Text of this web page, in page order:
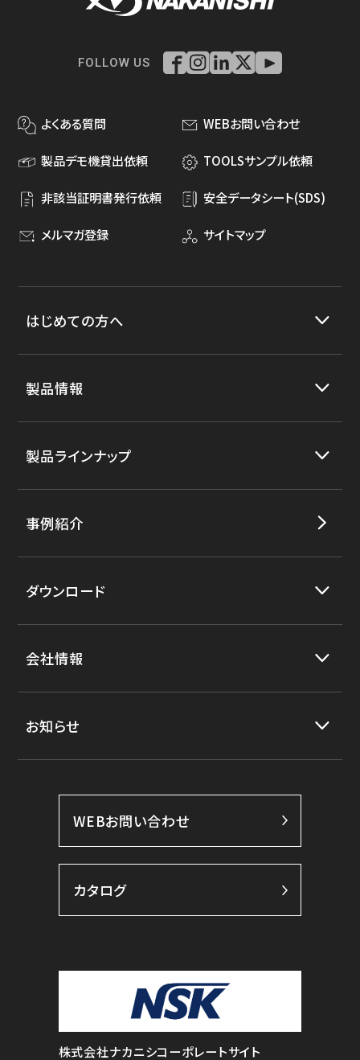
FOLLOW US
よくある質問 WEBお問い合わせ
製品デモ機貸出依頼 TOOLSサンプル依頼
非該当証明書発行依頼 安全データシート(SDS)
メルマガ登録 サイトマップ
はじめての方へ
製品情報
製品ラインナップ
事例紹介
ダウンロード
会社情報
お知らせ
WEBお問い合わせ
カタログ
株式会社ナカニシコーポレートサイト